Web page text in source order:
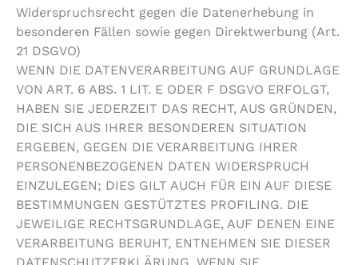
Widerspruchsrecht gegen die Datenerhebung in
besonderen Fällen sowie gegen Direktwerbung (Art.
21 DSGVO)
WENN DIE DATENVERARBEITUNG AUF GRUNDLAGE
VON ART. 6 ABS. 1 LIT. E ODER F DSGVO ERFOLGT,
HABEN SIE JEDERZEIT DAS RECHT, AUS GRÜNDEN,
DIE SICH AUS IHRER BESONDEREN SITUATION
ERGEBEN, GEGEN DIE VERARBEITUNG IHRER
PERSONENBEZOGENEN DATEN WIDERSPRUCH
EINZULEGEN; DIES GILT AUCH FÜR EIN AUF DIESE
BESTIMMUNGEN GESTÜTZTES PROFILING. DIE
JEWEILIGE RECHTSGRUNDLAGE, AUF DENEN EINE
VERARBEITUNG BERUHT, ENTNEHMEN SIE DIESER